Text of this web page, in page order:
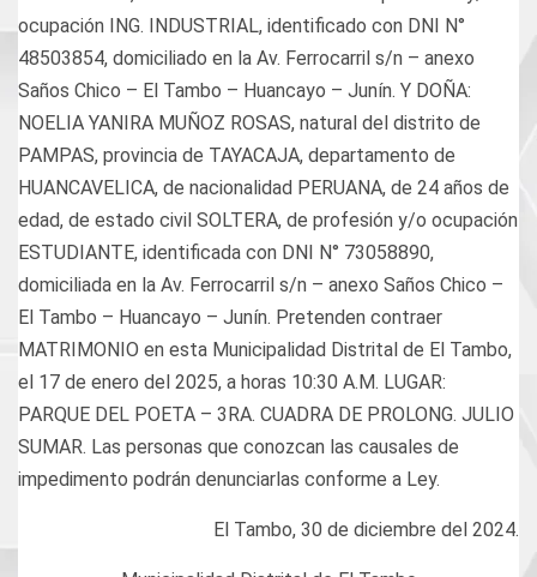
ocupación ING. INDUSTRIAL, identificado con DNI N°
48503854, domiciliado en la Av. Ferrocarril s/n – anexo
Saños Chico – El Tambo – Huancayo – Junín. Y DOÑA:
NOELIA YANIRA MUÑOZ ROSAS, natural del distrito de
PAMPAS, provincia de TAYACAJA, departamento de
HUANCAVELICA, de nacionalidad PERUANA, de 24 años de
edad, de estado civil SOLTERA, de profesión y/o ocupación
ESTUDIANTE, identificada con DNI N° 73058890,
domiciliada en la Av. Ferrocarril s/n – anexo Saños Chico –
El Tambo – Huancayo – Junín. Pretenden contraer
MATRIMONIO en esta Municipalidad Distrital de El Tambo,
el 17 de enero del 2025, a horas 10:30 Α.Μ. LUGAR:
PARQUE DEL POETA – 3RA. CUADRA DE PROLONG. JULIO
SUMAR. Las personas que conozcan las causales de
impedimento podrán denunciarlas conforme a Ley.
El Tambo, 30 de diciembre del 2024.